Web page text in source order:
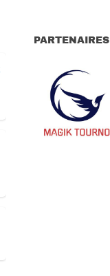
PARTENAIRES